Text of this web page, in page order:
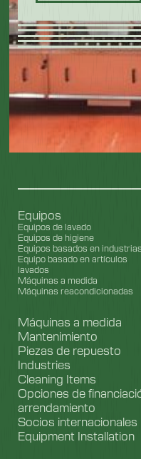
Equipos
Equipos de lavado
Equipos de higiene
Equipos basados en industrias
Equipo basado en artículos
lavados
Máquinas a medida
Máquinas reacondicionadas
Máquinas a medida
Mantenimiento
Piezas de repuesto
Industries
Cleaning Items
Opciones de
arrendamiento
Socios internacionales
Equipment Installation